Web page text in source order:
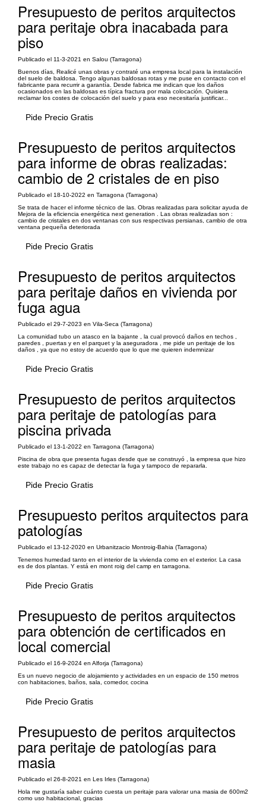
Presupuesto de peritos arquitectos
para peritaje obra inacabada para
piso
Publicado el 11-3-2021 en Salou (Tarragona)
Buenos días, Realicé unas obras y contraté una empresa local para la instalación
del suelo de baldosa. Tengo algunas baldosas rotas y me puse en contacto con el
fabricante para recurrir a garantía. Desde fabrica me indican que los daños
ocasionados en las baldosas es típica fractura por mala colocación. Quisiera
reclamar los costes de colocación del suelo y para eso necesitaría justificar...
Pide Precio Gratis
Presupuesto de peritos arquitectos
para informe de obras realizadas:
cambio de 2 cristales de en piso
Publicado el 18-10-2022 en Tarragona (Tarragona)
Se trata de hacer el informe técnico de las. Obras realizadas para solicitar ayuda de
Mejora de la eficiencia energética next generation . Las obras realizadas son :
cambio de cristales en dos ventanas con sus respectivas persianas, cambio de otra
ventana pequeña deteriorada
Pide Precio Gratis
Presupuesto de peritos arquitectos
para peritaje daños en vivienda por
fuga agua
Publicado el 29-7-2023 en Vila-Seca (Tarragona)
La comunidad tubo un atasco en la bajante , la cual provocó daños en techos ,
paredes , puertas y en el parquet y la aseguradora , me pide un peritaje de los
daños , ya que no estoy de acuerdo que lo que me quieren indemnizar
Pide Precio Gratis
Presupuesto de peritos arquitectos
para peritaje de patologías para
piscina privada
Publicado el 13-1-2022 en Tarragona (Tarragona)
Piscina de obra que presenta fugas desde que se construyó , la empresa que hizo
este trabajo no es capaz de detectar la fuga y tampoco de repararla.
Pide Precio Gratis
Presupuesto peritos arquitectos para
patologías
Publicado el 13-12-2020 en Urbanitzacio Montroig-Bahia (Tarragona)
Tenemos humedad tanto en el interior de la vivienda como en el exterior. La casa
es de dos plantas. Y está en mont roig del camp en tarragona.
Pide Precio Gratis
Presupuesto de peritos arquitectos
para obtención de certificados en
local comercial
Publicado el 16-9-2024 en Alforja (Tarragona)
Es un nuevo negocio de alojamiento y actividades en un espacio de 150 metros
con habitaciones, baños, sala, comedor, cocina
Pide Precio Gratis
Presupuesto de peritos arquitectos
para peritaje de patologías para
masia
Publicado el 26-8-2021 en Les Irles (Tarragona)
Hola me gustaría saber cuánto cuesta un peritaje para valorar una masia de 600m2
como uso habitacional, gracias